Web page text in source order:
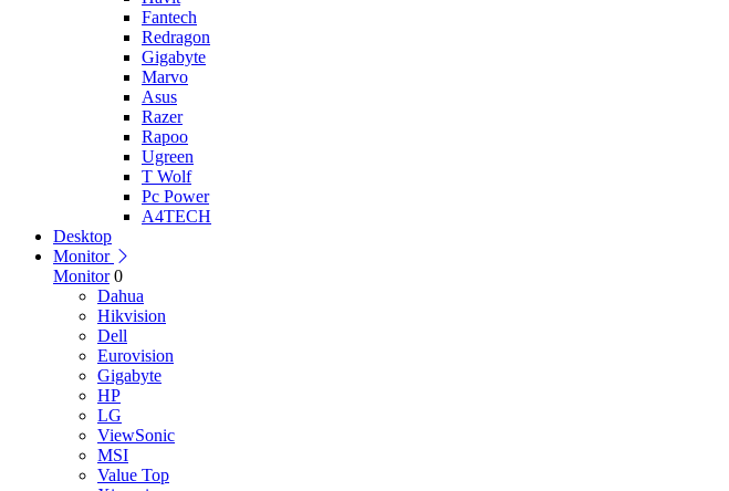
Fantech
Redragon
Gigabyte
Marvo
Asus
Razer
Rapoo
Ugreen
T Wolf
Pc Power
A4TECH
Desktop
Monitor
Monitor 0
Dahua
Hikvision
Dell
Eurovision
Gigabyte
HP
LG
ViewSonic
MSI
Value Top